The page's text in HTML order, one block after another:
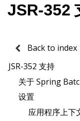
JSR-352
Back to index
JSR-352 支持
关于 Spring
设置
应用程序上下